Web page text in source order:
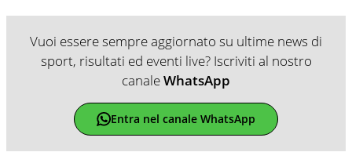
Vuoi essere sempre aggiornato su ultime news di
sport, risultati ed eventi live? Iscriviti al nostro
canaleWhatsApp
Entra nel canale WhatsApp